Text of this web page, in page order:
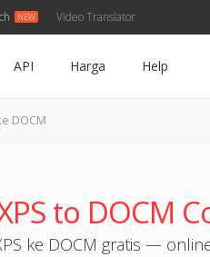
Video Translator
API Harga Help
DOCM
to DOCM
ke DOCM gratis —